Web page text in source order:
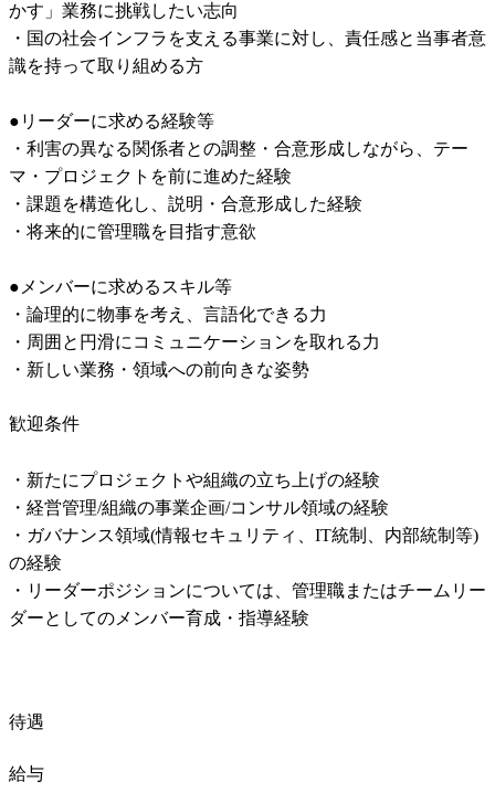
かす」業務に挑戦したい志向
・国の社会インフラを支える事業に対し、責任感と当事者意
識を持って取り組める方
●リーダーに求める経験等
・利害の異なる関係者との調整・合意形成しながら、テー
マ・プロジェクトを前に進めた経験
・課題を構造化し、説明・合意形成した経験
・将来的に管理職を目指す意欲
●メンバーに求めるスキル等
・論理的に物事を考え、言語化できる力
・周囲と円滑にコミュニケーションを取れる力
・新しい業務・領域への前向きな姿勢
歓迎条件
・新たにプロジェクトや組織の立ち上げの経験
・経営管理/組織の事業企画/コンサル領域の経験
・ガバナンス領域(情報セキュリティ、IT統制、内部統制等)
の経験
・リーダーポジションについては、管理職またはチームリー
ダーとしてのメンバー育成・指導経験
待遇
給与